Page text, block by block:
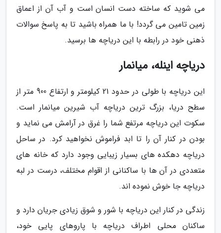
می شوید که ساخته دست انسان است و آب آن از اعماق
زمین تامین می گردد! با ما همراه باشید تا به پاسخ سوالات
ذهنی خود در رابطه با این دریاچه ها برسید.
دریاچه اینله، میانمار
این دریاچه با طولی در حدود 21 کیلومتر و ارتفاع 900 متر از
سطح دریا، بزرگ ترین دریاچه آب شیرین میانمار است.
سکوت این دریاچه مرتفع شما را غرق در آرامش می نماید و
بودن در کنار آن را تا ابد فراموش نخواهید کرد. در ساحل
دریاچه دهکده های بسیار زیبایی وجود دارد که خانه های
متعددی در آن ها با ساکنانی از اقوام مختلف، درست در لبه
دریاچه جا خوش نموده اند.
زندگی در کنار این دریاچه با شور و شوق زیادی جریان دارد و
ساکنان محلی اطراف دریاچه با پاروهای پایی خود،